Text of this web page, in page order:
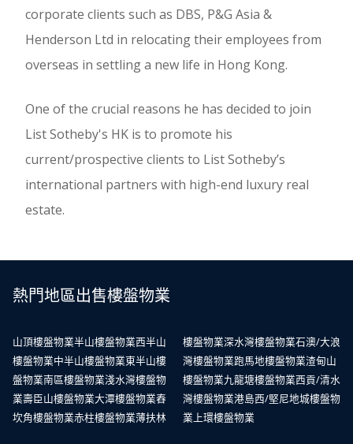
corporate clients such as DBS, P&G Asia &
Henderson Ltd in relocating their employees from
overseas in settling a new life in Hong Kong.
One of the crucial reasons he has decided to join
List Sotheby's HK is to promote his
current/prospective clients to List Sotheby’s
international partners with high-end luxury real
estate.
熱門地區出售樓盤物業
山頂樓盤物業半山樓盤物業西半山
樓盤物業中半山樓盤物業東半山樓
盤物業南區樓盤物業淺水灣樓盤物
業壽臣山樓盤物業大潭樓盤物業舂
坎角樓盤物業赤柱樓盤物業薄扶林
樓盤物業深水灣樓盤物業石澳/大浪
灣樓盤物業跑馬地樓盤物業渣甸山
樓盤物業九龍塘樓盤物業西貢/清水
灣樓盤物業港島西/堅尼地城樓盤物
業 上環樓盤物業